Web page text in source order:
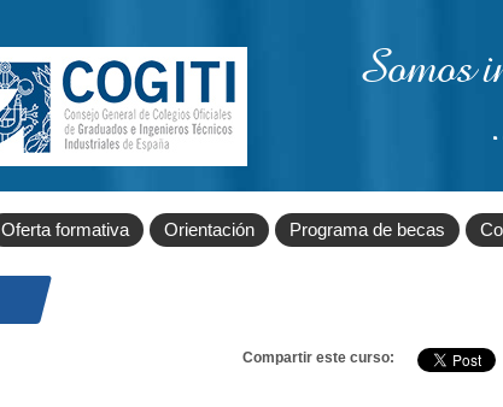
Somos
Oferta formativa Orientación Programa de becas
Compartir este curso: